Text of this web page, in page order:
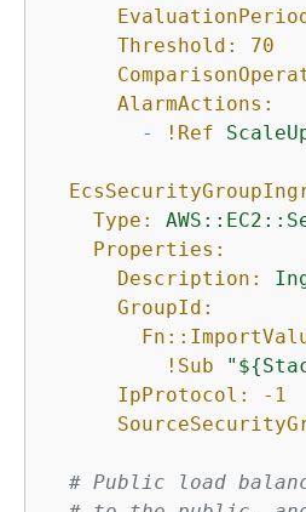
Threshold:
70
AlarmActions:
-
!Ref
Type:
Properties:
Description:
GroupId:
!Sub
"${
IpProtocol:
-1
# Public load